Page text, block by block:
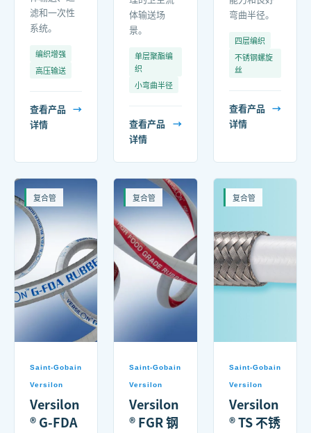
滤和一次性
系统。
编织增强
高压输送
查看产品
详情
→
体输送场
景。
单层聚酯编
织
小弯曲半径
查看产品
详情
→
弯曲半径。
四层编织
不锈钢螺旋
丝
查看产品
详情
→
复合管
Saint-Gobain
Versilon
Versilon
® G-FDA
复合管
Saint-Gobain
Versilon
Versilon
® FGR 钢
复合管
Saint-Gobain
Versilon
Versilon
® TS 不锈